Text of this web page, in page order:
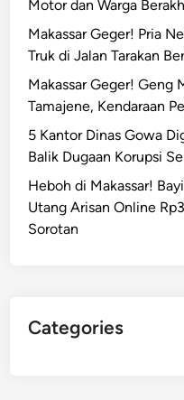
Motor dan Warga
Makassar Geger! Pria
Truk di Jalan Tarakan
Makassar Geger! Geng
Tamajene, Kendaraan
5 Kantor Dinas Gowa
Balik Dugaan Korupsi
Heboh di Makassar!
Utang Arisan Online
Sorotan
Categories